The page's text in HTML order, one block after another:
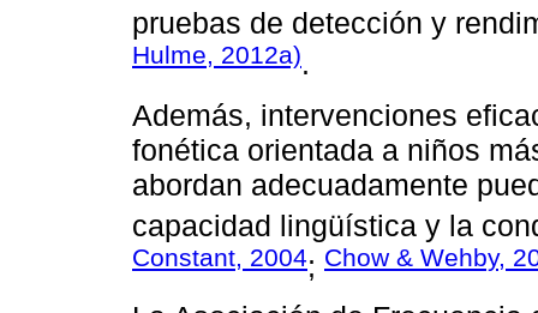
pruebas de detección y
Hulme, 2012a).
Además, intervenciones
fonética orientada a niños
abordan adecuadamente
capacidad lingüística y la
Constant, 2004; Chow & Wehby,